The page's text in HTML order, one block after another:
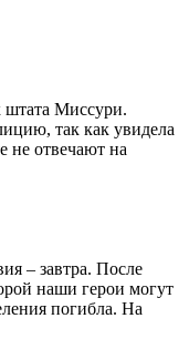
штата Миссури.
так как увидела
не отвечают на
– завтра. После
наши герои могут
погибла. На